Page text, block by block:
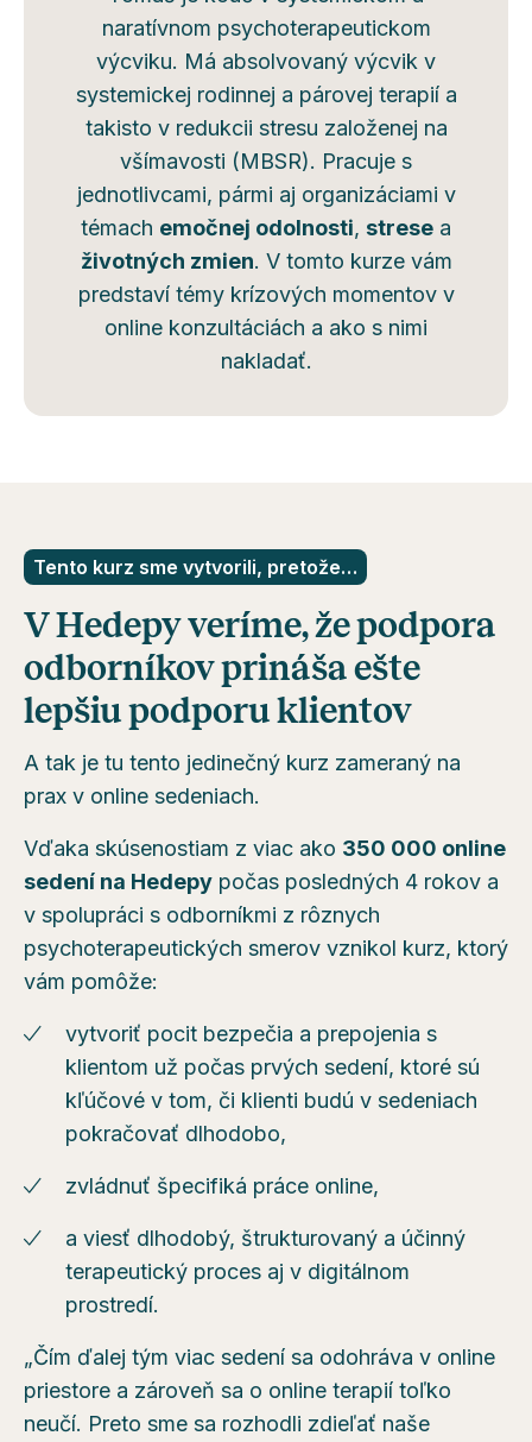
naratívnom psychoterapeutickom
výcviku. Má absolvovaný výcvik v
systemickej rodinnej a párovej terapií a
takisto v redukcii stresu založenej na
všímavosti (MBSR). Pracuje s
jednotlivcami, pármi aj organizáciami v
témach emočnej odolnosti, strese a
životných zmien. V tomto kurze vám
predstaví témy krízových momentov v
online konzultáciách a ako s nimi
nakladať.
Tento kurz sme vytvorili, pretože…
V Hedepy veríme, že podpora
odborníkov prináša ešte
lepšiu podporu klientov
A tak je tu tento jedinečný kurz zameraný na
prax v online sedeniach.
Vďaka skúsenostiam z viac ako 350 000 online
sedení na Hedepy počas posledných 4 rokov a
v spolupráci s odborníkmi z rôznych
psychoterapeutických smerov vznikol kurz, ktorý
vám pomôže:
vytvoriť pocit bezpečia a prepojenia s
klientom už počas prvých sedení, ktoré sú
kľúčové v tom, či klienti budú v sedeniach
pokračovať dlhodobo,
zvládnuť špecifiká práce online,
a viesť dlhodobý, štrukturovaný a účinný
terapeutický proces aj v digitálnom
prostredí.
„Čím ďalej tým viac sedení sa odohráva v online
priestore a zároveň sa o online terapií toľko
neučí. Preto sme sa rozhodli zdieľať naše